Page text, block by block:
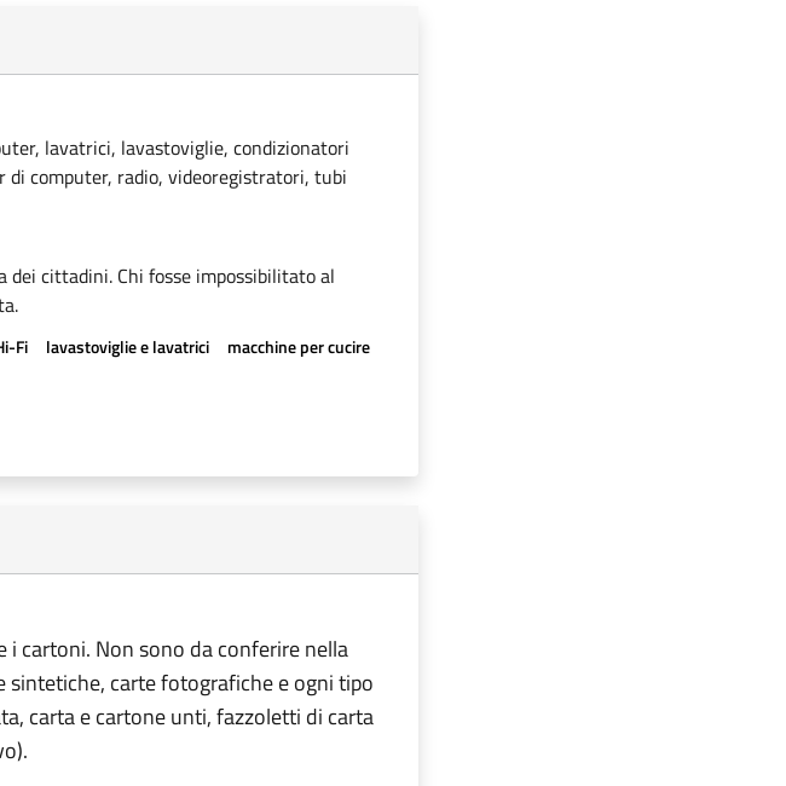
lavatrici, lavastoviglie, condizionatori
di computer, radio, videoregistratori, tubi
cittadini. Chi fosse impossibilitato al
Fi lavastoviglie e lavatrici
macchine per cucire
cartoni. Non sono da conferire nella
carte fotografiche e ogni tipo
carta e cartone unti, fazzoletti di carta